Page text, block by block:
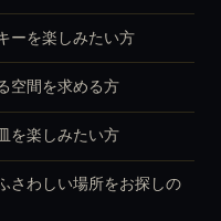
ーを楽しみたい方
空間を求める方
を楽しみたい方
さわしい場所をお探しの